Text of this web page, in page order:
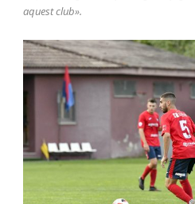
aquest club».